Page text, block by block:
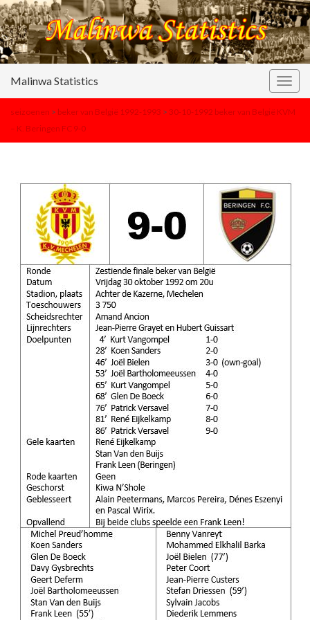
Malinwa Statistics
seizoenen > beker van België 1992-1993 > 30-10-1992 beker van België KVM
– K. Beringen FC 9-0